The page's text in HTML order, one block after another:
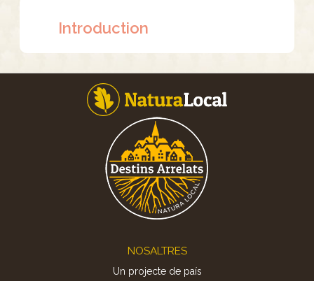
Introduction
NOSALTRES
Un projecte de país